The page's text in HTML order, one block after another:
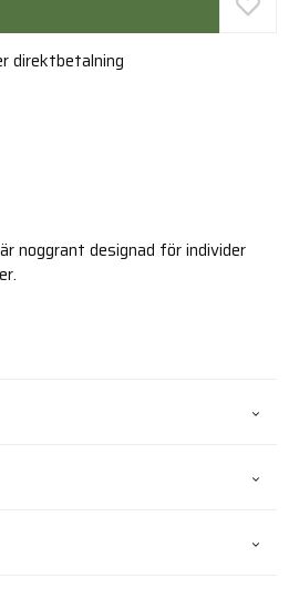
direktbetalning
noggrant designad för individer